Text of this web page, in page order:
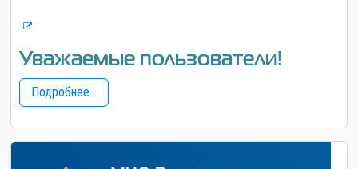
Уважаемые пользователи!
Подробнее...